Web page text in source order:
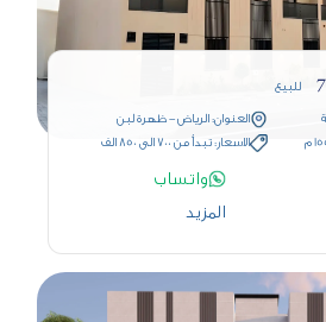
للبيع
العنوان: الرياض - ظهرة لبن
الاسعار: تبدأ من 700 الى 850 الف
واتساب
المزيد